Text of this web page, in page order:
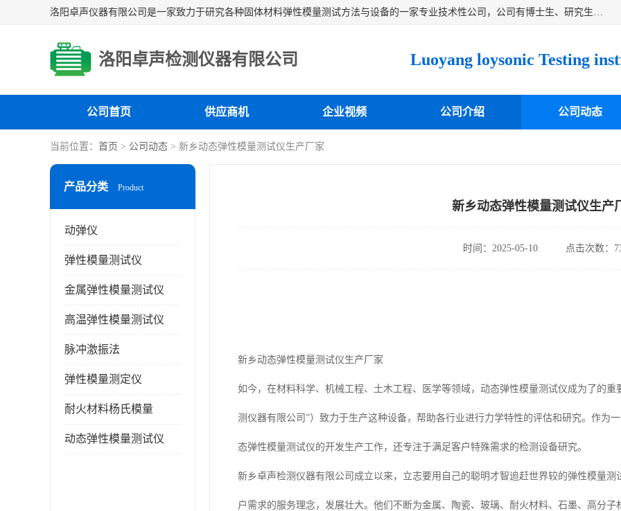
洛阳卓声仪器有限公司是一家致力于研究各种固体材料弹性模量测试方法与设备的一家专业技术性公司，公司有博士生、研究生等相关人员专业从事该技术的研发开拓，目前已开发成功出常温动态弹性模量仪、高温动态弹性模量仪，可测试不同材料、不同形状的弹性模量，测试技术达国内成员之一水平，国际先进水平，望有识之士能共同合作，为材料的生产、研发提供必要的技术支持。
洛阳卓声检测仪器有限公司
公司首页 供应商机 企业视频 公司介绍 公司动态
当前位置： 首页 > 公司动态 > 新乡动态弹性模量测试仪生产厂家
产品分类 Product
动弹仪
弹性模量测试仪
金属弹性模量测试仪
高温弹性模量测试仪
脉冲激振法
弹性模量测定仪
耐火材料杨氏模量
动态弹性模量测试仪
新乡动态弹性模量测试仪生产
时间：2025-05-10 点击次数：
新乡动态弹性模量测试仪生产厂家
如今，在材料科学、机械工程、土木工程、医学等领域，动态弹性模量测试仪成为了的
测仪器有限公司”）致力于生产这种设备，帮助各行业进行力学特性的评估和研究。作为
态弹性模量测试仪的开发生产工作，还专注于满足客户特殊需求的检测设备研究。
新乡卓声检测仪器有限公司成立以来，立志要用自己的聪明才智追赶世界较的弹性模量
户需求的服务理念，发展壮大。他们不断为金属、陶瓷、玻璃、耐火材料、石墨、高分